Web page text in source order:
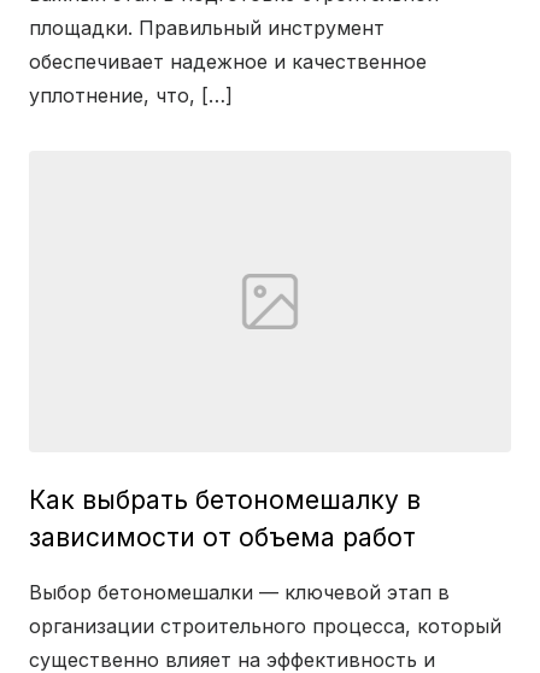
площадки. Правильный инструмент
обеспечивает надежное и качественное
уплотнение, что, […]
Как выбрать бетономешалку в
зависимости от объема работ
Выбор бетономешалки — ключевой этап в
организации строительного процесса, который
существенно влияет на эффективность и